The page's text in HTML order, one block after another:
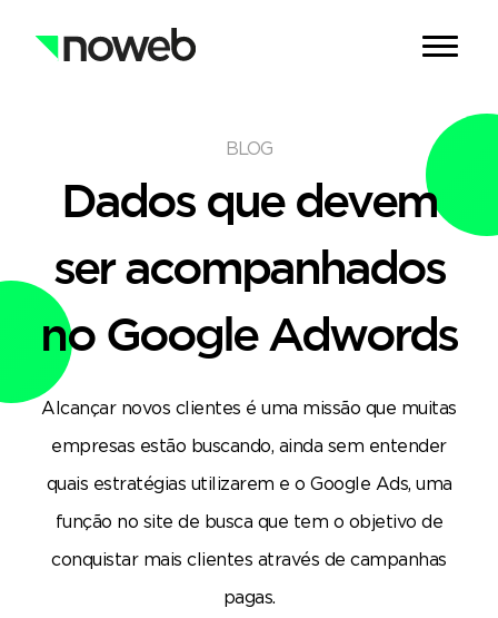
BLOG
Dados que devem
seracompanhados
no Google Adwords
Alcançar novos clientes é uma missão que muitas
empresas estão buscando, ainda sem entender
quais estratégias utilizarem e o Google Ads, uma
função no site de busca que tem o objetivo de
conquistar mais clientes através de campanhas
pagas.